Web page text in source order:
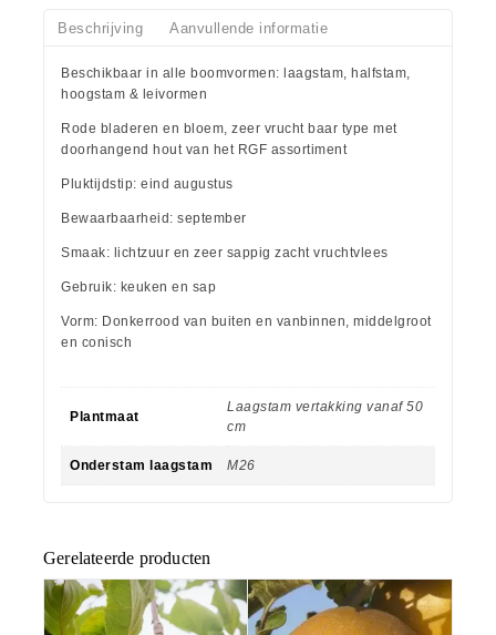
Beschrijving Aanvullende informatie
Beschikbaar in alle boomvormen: laagstam, halfstam,
hoogstam & leivormen
Rode bladeren en bloem, zeer vrucht baar type met
doorhangend hout van het RGF assortiment
Pluktijdstip: eind augustus
Bewaarbaarheid: september
Smaak: lichtzuur en zeer sappig zacht vruchtvlees
Gebruik: keuken en sap
Vorm: Donkerrood van buiten en vanbinnen, middelgroot
en conisch
Plantmaat
Laagstam vertakking vanaf 50
cm
Onderstam laagstam M26
Gerelateerde producten